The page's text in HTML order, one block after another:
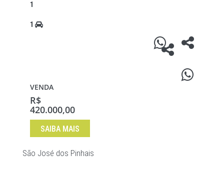
1
1
VENDA
R$
420.000,00
SAIBA MAIS
São José dos Pinhais